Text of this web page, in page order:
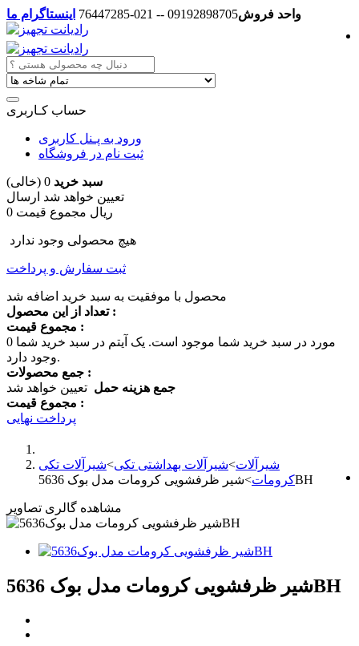
واحد فروش09192898705 -- 021-76447285 اینستاگرام ما
حساب کـاربری
ورود به پـنل کاربری
ثبت نام در فروشگاه
سبد خرید 0 (خالی)
تعیین خواهد شد ارسال
0 ریال مجموع قیمت
هیچ محصولی وجود ندارد
ثبت سفارش و پرداخت
محصول با موفقیت به سبد خرید اضافه شد
تعداد از این محصول :
مجموع قیمت :
0
مورد در سبد خرید شما موجود است. یک آیتم در سبد خرید شما
وجود دارد.
جمع محصولات :
جمع هزینه حمل تعیین خواهد شد
مجموع قیمت :
پرداخت نهایی
شیرآلات>شیرآلات بهداشتی تکی>شیرآلات تکی
کرومات> شیر ظرفشویی کرومات مدل بوک 5636BH
مشاهده گالری تصاویر
شیر ظرفشویی کرومات مدل بوک 5636BH